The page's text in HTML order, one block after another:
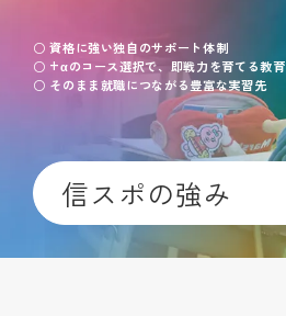
○ 資格に強い独自のサポート体制
○ +αのコース選択で、即戦力を育てる教育
○ そのまま就職につながる豊富な実習先
信スポの強み